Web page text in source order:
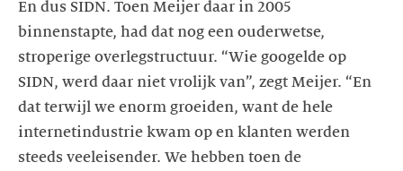
En dus SIDN. Toen Meijer daar in 2005
binnenstapte, had dat nog een ouderwetse,
stroperige overlegstructuur. “Wie googelde op
SIDN, werd daar niet vrolijk van”, zegt Meijer. “En
dat terwijl we enorm groeiden, want de hele
internetindustrie kwam op en klanten werden
steeds veeleisender. We hebben toen de